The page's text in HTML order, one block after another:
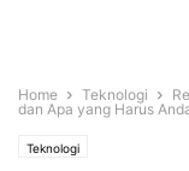
Home Teknologi
dan Apa yang Harus
Teknologi